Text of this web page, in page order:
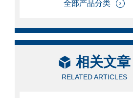
全部产品分类
相关文章
RELATED ARTICLES